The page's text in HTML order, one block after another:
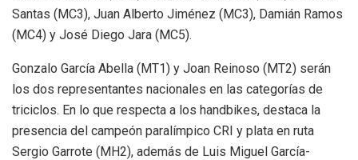
Santas (MC3), Juan Alberto Jiménez (MC3), Damián Ramos
(MC4) y José Diego Jara (MC5).
Gonzalo García Abella (MT1) y Joan Reinoso (MT2) serán
los dos representantes nacionales en las categorías de
triciclos. En lo que respecta a los handbikes, destaca la
presencia del campeón paralímpico CRI y plata en ruta
Sergio Garrote (MH2), además de Luis Miguel García-